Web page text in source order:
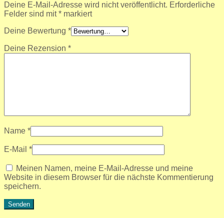
Deine E-Mail-Adresse wird nicht veröffentlicht. Erforderliche
Felder sind mit* markiert
Deine Bewertung *
Deine Rezension *
Name *
E-Mail *
Meinen Namen, meine E-Mail-Adresse und meine
Website in diesem Browser für die nächste Kommentierung
speichern.